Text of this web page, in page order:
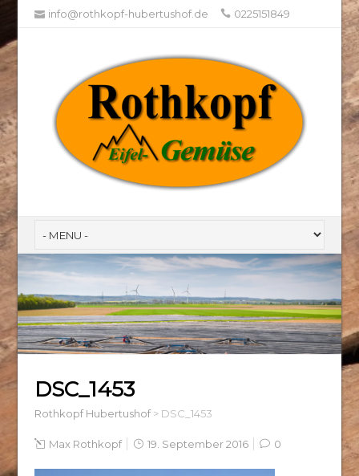
info@rothkopf-hubertushof.de 0225151849
DSC_1453
Rothkopf Hubertushof> DSC_1453
Max Rothkopf 19. September 2016 0